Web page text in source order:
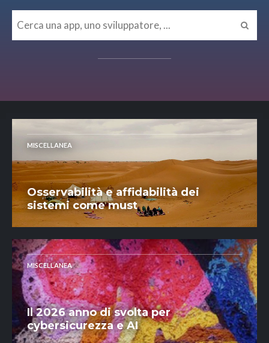
MISCELLANEA
Osservabilità e affidabilità dei
sistemi come must
MISCELLANEA
Il 2026 anno di svolta per
cybersicurezza e AI